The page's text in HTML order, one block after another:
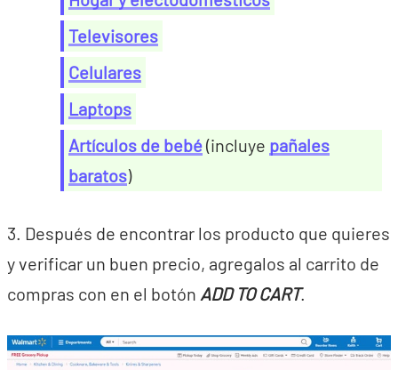
Televisores
Celulares
Laptops
Artículos de bebé(incluye pañales
baratos)
3. Después de encontrar los producto que quieres
y verificar un buen precio, agregalos al carrito de
compras con en el botón ADD TO CART.